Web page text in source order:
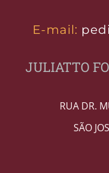
E-mail:
JULIATTO
RUA DR.
SÃO